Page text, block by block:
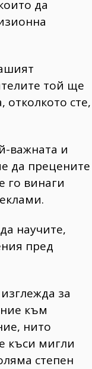
да
той ще
сте,
важната и
да прецените
го винаги
научите,
пред
за
към
нито
къси мигли
степен